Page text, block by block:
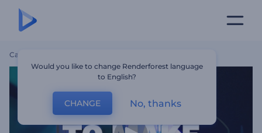
Casa
Would you like to change Renderforest language
to English?
CHANGE No, thanks